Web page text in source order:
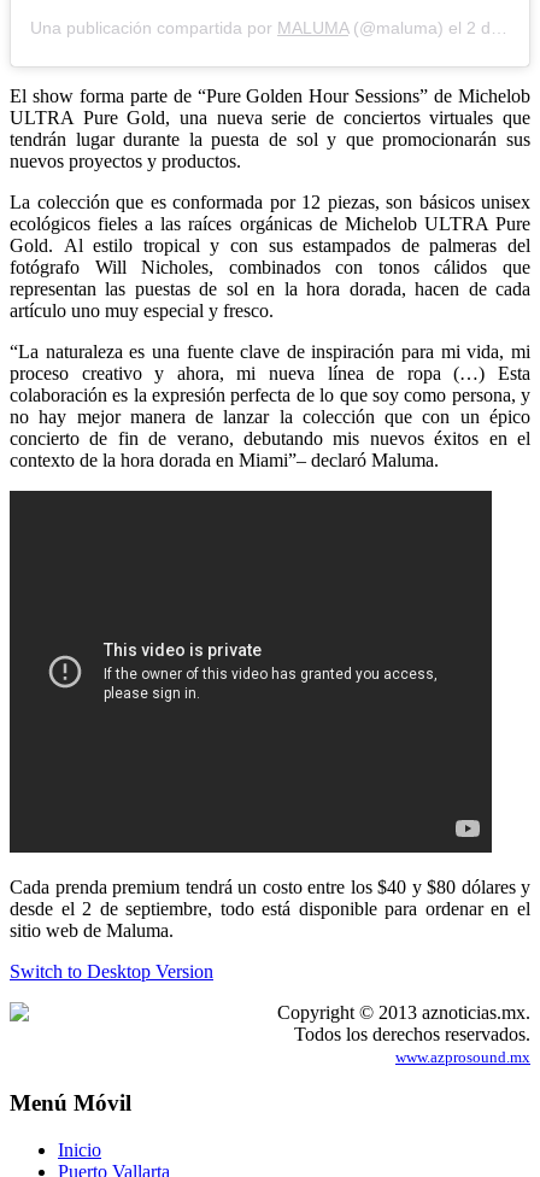
Una publicación compartida por MALUMA(@maluma) el 2 de Sep de 2020 a las 7:21 PDT
El show forma parte de “Pure Golden Hour Sessions” de Michelob
ULTRA Pure Gold, una nueva serie de conciertos virtuales que
tendrán lugar durante la puesta de sol y que promocionarán sus
nuevos proyectos y productos.
La colección que es conformada por 12 piezas, son básicos unisex
ecológicos fieles a las raíces orgánicas de Michelob ULTRA Pure
Gold. Al estilo tropical y con sus estampados de palmeras del
fotógrafo Will Nicholes, combinados con tonos cálidos que
representan las puestas de sol en la hora dorada, hacen de cada
artículo uno muy especial y fresco.
“La naturaleza es una fuente clave de inspiración para mi vida, mi
proceso creativo y ahora, mi nueva línea de ropa (…) Esta
colaboración es la expresión perfecta de lo que soy como persona, y
no hay mejor manera de lanzar la colección que con un épico
concierto de fin de verano, debutando mis nuevos éxitos en el
contexto de la hora dorada en Miami”– declaró Maluma.
Cada prenda premium tendrá un costo entre los $40 y $80 dólares y
desde el 2 de septiembre, todo está disponible para ordenar en el
sitio web de Maluma.
Switch to Desktop Version
Copyright © 2013 aznoticias.mx.
Todos los derechos reservados.
www.azprosound.mx
Menú Móvil
Inicio
Puerto Vallarta